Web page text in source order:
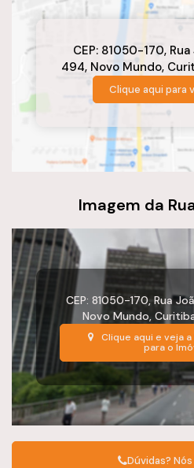
CEP: 81050-170,
494, Novo Mundo,
Clique aqui para
Imagem da
CEP: 81050-170,Rua
Novo Mundo
Clique aqui e veja a
para o
Dúvidas?